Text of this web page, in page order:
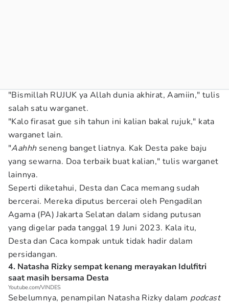
"Bismillah RUJUK ya Allah dunia akhirat, Aamiin," tulis
salah satu warganet.
"Kalo firasat gue sih tahun ini kalian bakal rujuk," kata
warganet lain.
"Aahhhseneng banget liatnya. Kak Desta pake baju
yang sewarna. Doa terbaik buat kalian," tulis warganet
lainnya.
Seperti diketahui, Desta dan Caca memang sudah
bercerai. Mereka diputus bercerai oleh Pengadilan
Agama (PA) Jakarta Selatan dalam sidang putusan
yang digelar pada tanggal 19 Juni 2023. Kala itu,
Desta dan Caca kompak untuk tidak hadir dalam
persidangan.
4. Natasha Rizky sempat kenang merayakan Idulfitri
saat masih bersama Desta
Youtube.com/VINDES
Sebelumnya, penampilan Natasha Rizky dalam podcast